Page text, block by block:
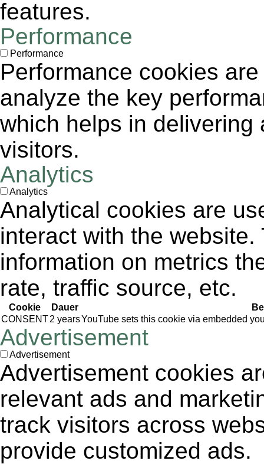
features.
Performance
Performance
Performance cookies
analyze the key
which helps in delivering
visitors.
Analytics
Analytics
Analytical cookies are
interact with the
information on metrics
rate, traffic source, etc.
Cookie Dauer
CONSENT2 yearsYouTube sets this cookie via embedded
Advertisement
Advertisement
Advertisement cookies
relevant ads and
track visitors across
provide customized ads.